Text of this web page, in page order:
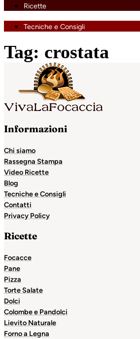
Ricette
Tecniche e Consigli
Tag: crostata
Informazioni
Chi siamo
Rassegna Stampa
Video Ricette
Blog
Tecniche e Consigli
Contatti
Privacy Policy
Ricette
Focacce
Pane
Pizza
Torte Salate
Dolci
Colombe e Pandolci
Lievito Naturale
Forno a Legna